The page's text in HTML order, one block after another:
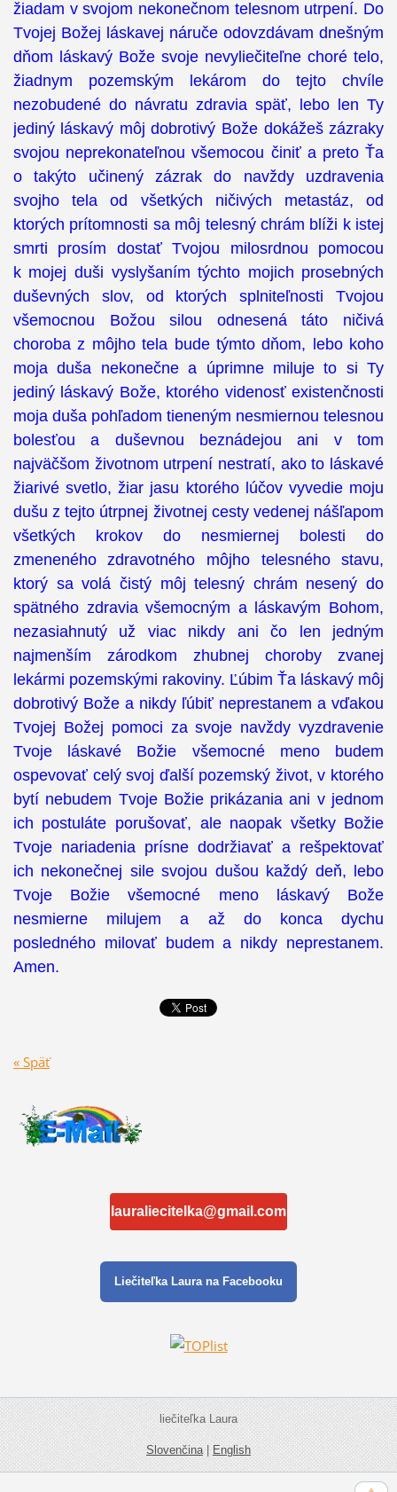
žiadam v svojom nekonečnom telesnom utrpení. Do
Tvojej Božej láskavej náruče odovzdávam dnešným
dňom láskavý Bože svoje nevyliečiteľne choré telo,
žiadnym pozemským lekárom do tejto chvíle
nezobudené do návratu zdravia späť, lebo len Ty
jediný láskavý môj dobrotivý Bože dokážeš zázraky
svojou neprekonateľnou všemocou činiť a preto Ťa
o takýto učinený zázrak do navždy uzdravenia
svojho tela od všetkých ničivých metastáz, od
ktorých prítomnosti sa môj telesný chrám blíži k istej
smrti prosím dostať Tvojou milosrdnou pomocou
k mojej duši vyslyšaním týchto mojich prosebných
duševných slov, od ktorých splniteľnosti Tvojou
všemocnou Božou silou odnesená táto ničivá
choroba z môjho tela bude týmto dňom, lebo koho
moja duša nekonečne a úprimne miluje to si Ty
jediný láskavý Bože, ktorého videnosť existenčnosti
moja duša pohľadom tieneným nesmiernou telesnou
bolesťou a duševnou beznádejou ani v tom
najväčšom životnom utrpení nestratí, ako to láskavé
žiarivé svetlo, žiar jasu ktorého lúčov vyvedie moju
dušu z tejto útrpnej životnej cesty vedenej nášľapom
všetkých krokov do nesmiernej bolesti do
zmeneného zdravotného môjho telesného stavu,
ktorý sa volá čistý môj telesný chrám nesený do
spätného zdravia všemocným a láskavým Bohom,
nezasiahnutý už viac nikdy ani čo len jedným
najmenším zárodkom zhubnej choroby zvanej
lekármi pozemskými rakoviny. Ľúbim Ťa láskavý môj
dobrotivý Bože a nikdy ľúbiť neprestanem a vďakou
Tvojej Božej pomoci za svoje navždy vyzdravenie
Tvoje láskavé Božie všemocné meno budem
ospevovať celý svoj ďalší pozemský život, v ktorého
bytí nebudem Tvoje Božie prikázania ani v jednom
ich postuláte porušovať, ale naopak všetky Božie
Tvoje nariadenia prísne dodržiavať a rešpektovať
ich nekonečnej sile svojou dušou každý deň, lebo
Tvoje Božie všemocné meno láskavý Bože
nesmierne milujem a až do konca dychu
posledného milovať budem a nikdy neprestanem.
Amen.
« Späť
lauraliecitelka@gmail.com
Liečiteľka Laura na Facebooku
liečiteľka Laura
Slovenčina|English